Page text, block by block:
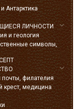
Антарктика
ЛИЧНОСТИ
и геология
символы,
почты, филателия
крест, медицина